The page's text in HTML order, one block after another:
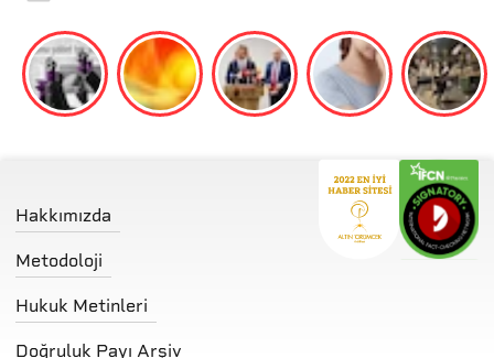
Hakkımızda
Metodoloji
Hukuk Metinleri
Doğruluk Payı Arşiv